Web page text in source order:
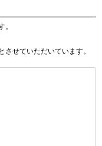
。
せていただいています。